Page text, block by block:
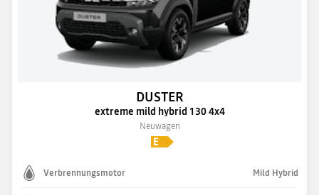
DUSTER
extreme mild hybrid 130 4x4
Neuwagen
Verbrennungsmotor Mild Hybrid